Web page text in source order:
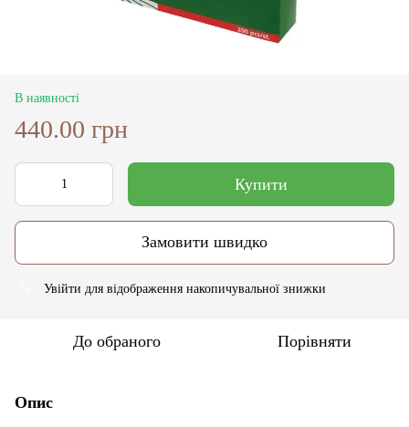
В наявності
440.00 грн
Купити
Замовити швидко
Увійти для відображення накопичувальної знижки
До обраного Порівняти
Опис